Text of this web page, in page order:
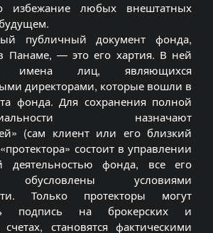
избежание любых внештатных
публичный документ фонда,
Панаме, — это его хартия. В ней
имена лиц, являющихся
директорами, которые вошли в
фонда. Для сохранения полной
назначают
(сам клиент или его близкий
состоит в управлении
деятельностью фонда, все его
обусловлены условиями
Только протекторы могут
подпись на брокерских и
счетах, становятся фактическими